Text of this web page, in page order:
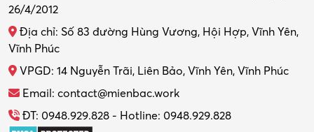
26/4/2012
Địa chỉ: Số 83 đường Hùng Vương, Hội Hợp, Vĩnh Yên,
Vĩnh Phúc
VPGD: 14 Nguyễn Trãi, Liên Bảo, Vĩnh Yên, Vĩnh Phúc
Email: contact@mienbac.work
ĐT: 0948.929.828 - Hotline: 0948.929.828